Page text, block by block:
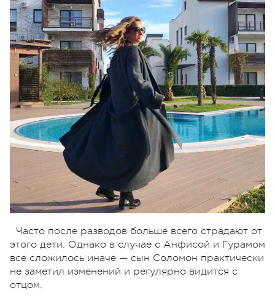
Часто после разводов больше всего страдают от
этого дети. Однако в случае с Анфисой и Гурамом
все сложилось иначе — сын Соломон практически
не заметил изменений и регулярно видится с
отцом.